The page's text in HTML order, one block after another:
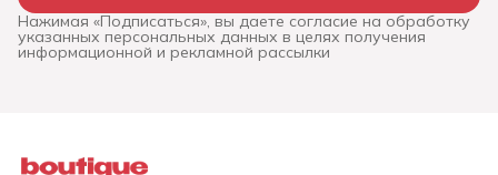
Нажимая «Подписаться», вы даете согласие на обработку
указанных персональных данных в целях получения
информационной и рекламной рассылки